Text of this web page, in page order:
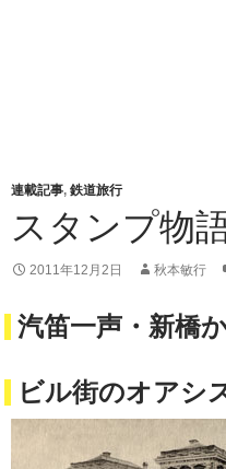
連載記事, 鉄道旅行
スタンプ物
2011年12月2日 秋本敏行
汽笛一声・新橋
ビル街のオアシ